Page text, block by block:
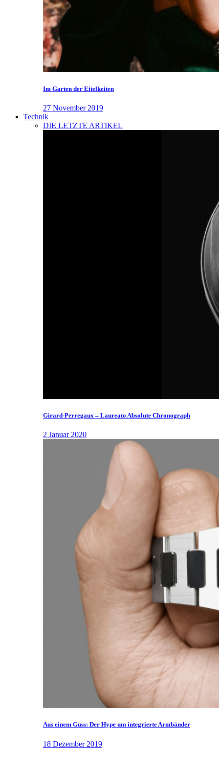
Im Garten der Eitelkeiten
27 November 2019
Technik
DIE LETZTE ARTIKEL
Girard-Perregaux – Laureato Absolute Chronograph
2 Januar 2020
Aus einem Guss: Der Hype um integrierte Armbänder
18 Dezember 2019